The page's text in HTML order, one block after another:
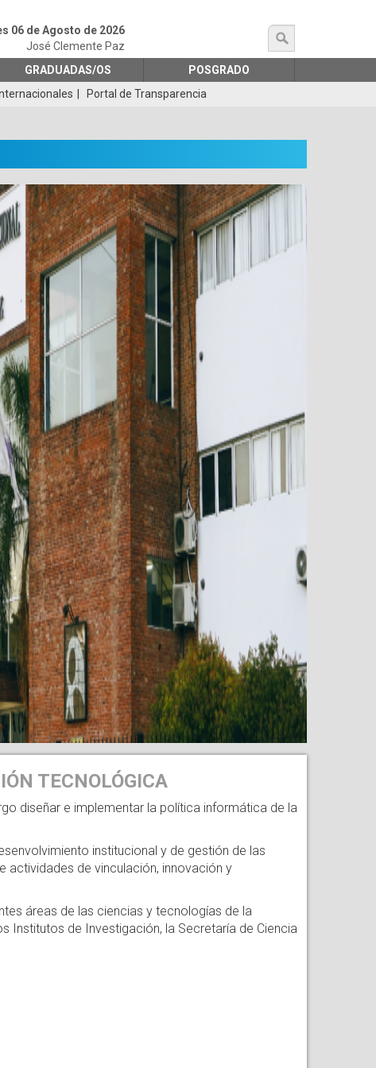
búsqueda
06 de Agosto de 2026
José Clemente Paz
GRADUADAS/OS
POSGRADO
Portal de Transparencia
TECNOLÓGICA
diseñar e implementar la política informática de la
institucional y de gestión de las
actividades de vinculación, innovación y
áreas de las ciencias y tecnologías de la
de Investigación, la Secretaría de Ciencia